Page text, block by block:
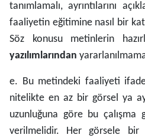
tanımlamalı, ayrıntılarını
faaliyetin eğitimine nasıl bir
Söz konusu metinlerin
yazılımlarından
e. Bu metindeki faaliyeti
nitelikte en az bir görsel ya
uzunluğuna göre bu çalışma
verilmelidir. Her görsele bir